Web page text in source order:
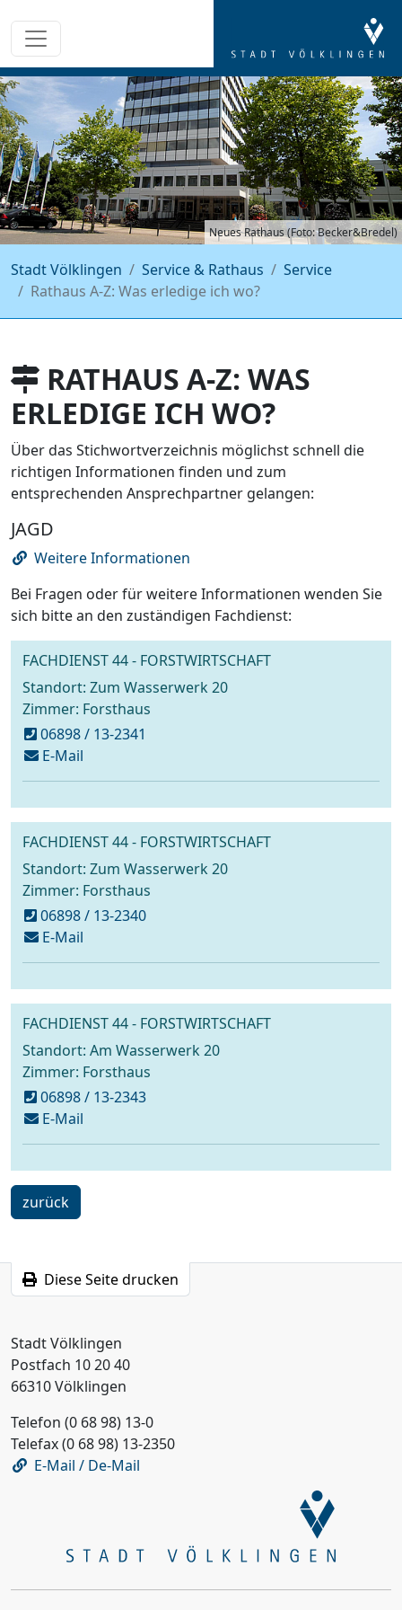
Neues Rathaus (Foto: Becker&Bredel)
Stadt Völklingen Service & Rathaus
Service
Rathaus A-Z: Was erledige ich wo?
RATHAUS A-Z: WAS
ERLEDIGE ICH WO?
Über das Stichwortverzeichnis möglichst schnell die
richtigen Informationen finden und zum
entsprechenden Ansprechpartner gelangen:
JAGD
Weitere Informationen
Bei Fragen oder für weitere Informationen wenden Sie
sich bitte an den zuständigen Fachdienst:
FACHDIENST 44 - FORSTWIRTSCHAFT
Standort: Zum Wasserwerk 20
Zimmer: Forsthaus
06898 / 13-2341
E-Mailschreiben
an
FACHDIENST 44 - FORSTWIRTSCHAFT
Standort: Zum Wasserwerk 20
Zimmer: Forsthaus
06898 / 13-2340
E-Mailschreiben
an
FACHDIENST 44 - FORSTWIRTSCHAFT
Standort: Am Wasserwerk 20
Zimmer: Forsthaus
06898 / 13-2343
E-Mailschreiben
an
ein
Schritt
zurück
Diese Seite drucken
Stadt Völklingen
Postfach 10 20 40
66310 Völklingen
Telefon (0 68 98) 13-0
Telefax (0 68 98) 13-2350
E-Mail / De-Mail